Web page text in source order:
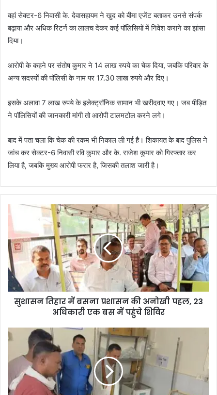
वहां सेक्टर-6 निवासी के. देवासहायम ने खुद को बीमा एजेंट बताकर उनसे संपर्क
बढ़ाया और अधिक रिटर्न का लालच देकर कई पॉलिसियों में निवेश कराने का झांसा
दिया।
आरोपी के कहने पर संतोष कुमार ने 14 लाख रुपये का चेक दिया, जबकि परिवार के
अन्य सदस्यों की पॉलिसी के नाम पर 17.30 लाख रुपये और दिए।
इसके अलावा 7 लाख रुपये के इलेक्ट्रॉनिक सामान भी खरीदवाए गए। जब पीड़ित
ने पॉलिसियों की जानकारी मांगी तो आरोपी टालमटोल करने लगे।
बाद में पता चला कि चेक की रकम भी निकाल ली गई है। शिकायत के बाद पुलिस ने
जांच कर सेक्टर-6 निवासी रवि कुमार और के. राजेश कुमार को गिरफ्तार कर
लिया है, जबकि मुख्य आरोपी फरार है, जिसकी तलाश जारी है।
सुशासन तिहार में बसना प्रशासन की अनोखी पहल, 23
अधिकारी एक बस में पहुंचे शिविर